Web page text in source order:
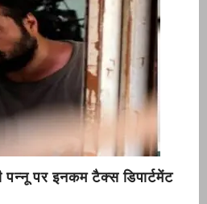
पर इनकम टैक्स डिपार्टमेंट